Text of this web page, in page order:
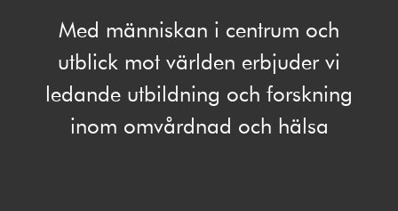
Med människan i centrum och
utblick mot världen erbjuder vi
ledande utbildning och forskning
inom omvårdnad och hälsa